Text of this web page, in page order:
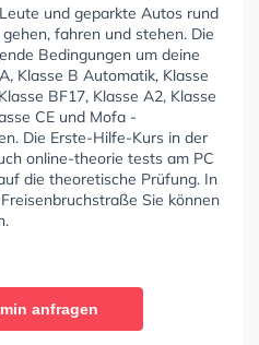
und geparkte Autos rund
fahren und stehen. Die
Bedingungen um deine
Klasse B Automatik, Klasse
BF17, Klasse A2, Klasse
CE und Mofa -
Die Erste-Hilfe-Kurs in der
online-theorie tests am PC
die theoretische Prüfung. In
Sie können
anfragen